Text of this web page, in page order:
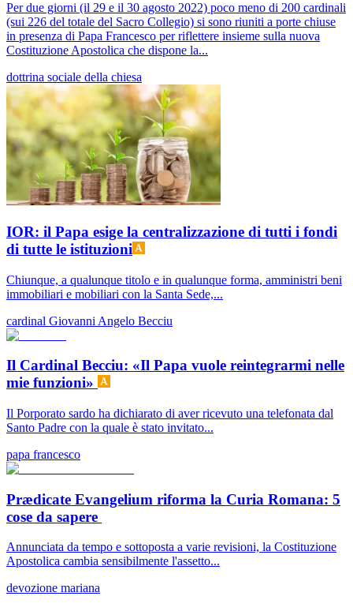
Per due giorni (il 29 e il 30 agosto 2022) poco meno di 200 cardinali
(sui 226 del totale del Sacro Collegio) si sono riuniti a porte chiuse
in presenza di Papa Francesco per riflettere insieme sulla nuova
Costituzione Apostolica che dispone la...
dottrina sociale della chiesa
IOR: il Papa esige la centralizzazione di tutti i fondi
di tutte le istituzioni
Chiunque, a qualunque titolo e in qualunque forma, amministri beni
immobiliari e mobiliari con la Santa Sede,...
cardinal Giovanni Angelo Becciu
Il Cardinal Becciu: «Il Papa vuole reintegrarmi nelle
mie funzioni»
Il Porporato sardo ha dichiarato di aver ricevuto una telefonata dal
Santo Padre con la quale è stato invitato...
papa francesco
Prædicate Evangelium riforma la Curia Romana: 5
cose da sapere
Annunciata da tempo e sottoposta a varie revisioni, la Costituzione
Apostolica cambia sensibilmente l'assetto...
devozione mariana